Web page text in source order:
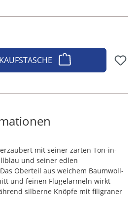
mit seiner zarten Ton-in-
und seiner edlen
Oberteil aus weichem Baumwoll-
und feinen Flügelärmeln wirkt
silberne Knöpfe mit filigraner